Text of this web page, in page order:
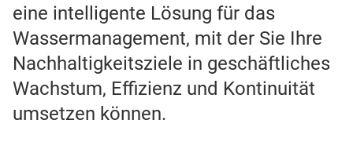
eine intelligente Lösung für das
Wassermanagement, mit der Sie Ihre
Nachhaltigkeitsziele in geschäftliches
Wachstum, Effizienz und Kontinuität
umsetzen können.